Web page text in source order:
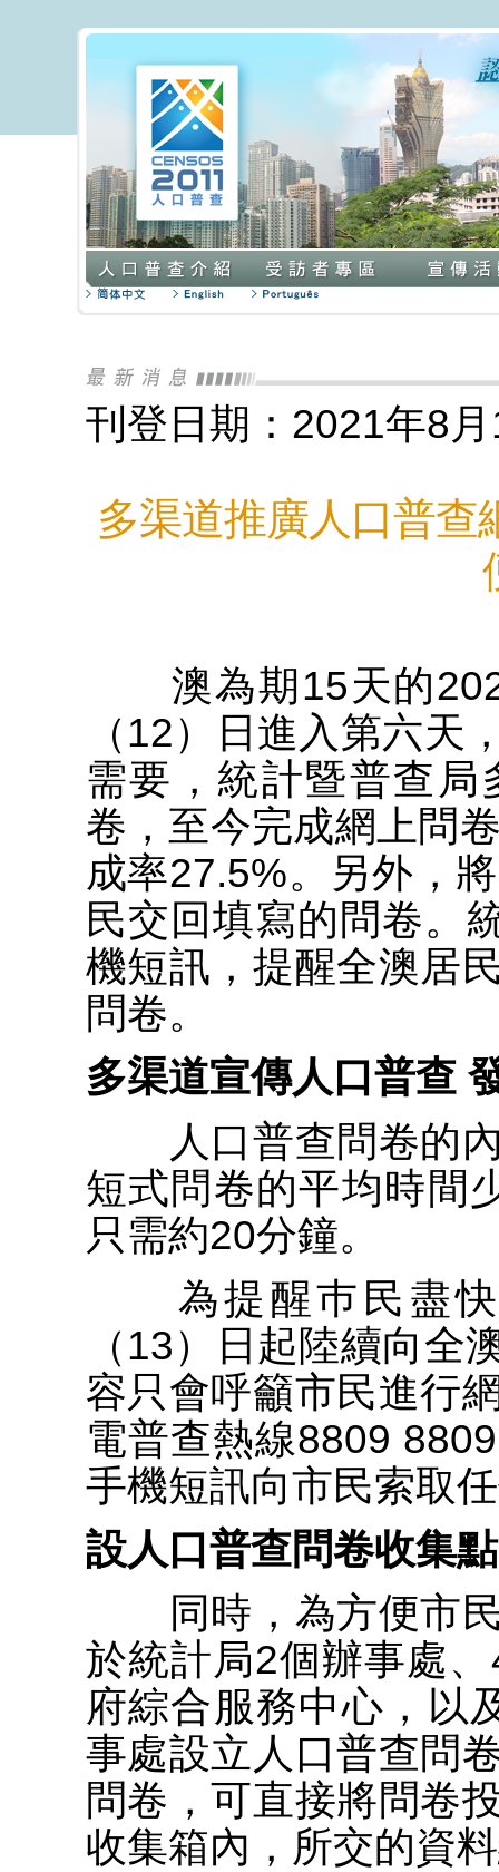
刊登日期：2021年8
多渠道推廣人口普查
澳為期15天的
（12）日進入第六天
需要，統計暨普查
卷，至今完成網上問
成率27.5%。另外，
民交回填寫的問卷。
機短訊，提醒全澳居
問卷。
多渠道宣傳人口普查
人口普查問卷的內
短式問卷的平均時間
只需約20分鐘。
為提醒巿民盡快
（13）日起陸續向全
容只會呼籲市民進行
電普查熱線8809
手機短訊向市民索取
設人口普查問卷收集
同時，為方便市民
於統計局2個辦事處
府綜合服務中心，以
事處設立人口普查問
問卷，可直接將問卷
收集箱內，所交的資